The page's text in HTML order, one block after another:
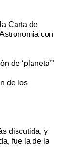
Carta de
con
de ‘planeta’”
de los
discutida, y
fue la de la